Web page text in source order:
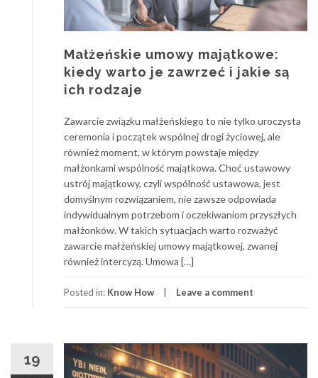
Małżeńskie umowy majątkowe:
kiedy warto je zawrzeć i jakie są
ich rodzaje
Zawarcie związku małżeńskiego to nie tylko uroczysta
ceremonia i początek wspólnej drogi życiowej, ale
również moment, w którym powstaje między
małżonkami wspólność majątkowa. Choć ustawowy
ustrój majątkowy, czyli wspólność ustawowa, jest
domyślnym rozwiązaniem, nie zawsze odpowiada
indywidualnym potrzebom i oczekiwaniom przyszłych
małżonków. W takich sytuacjach warto rozważyć
zawarcie małżeńskiej umowy majątkowej, zwanej
również intercyzą. Umowa […]
Posted in: Know How Leave a comment
19